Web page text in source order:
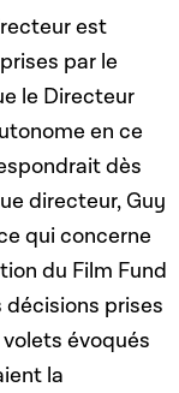
est
par le
le Directeur
en ce
dès
directeur, Guy
qui concerne
du Film Fund
prises
évoqués
la